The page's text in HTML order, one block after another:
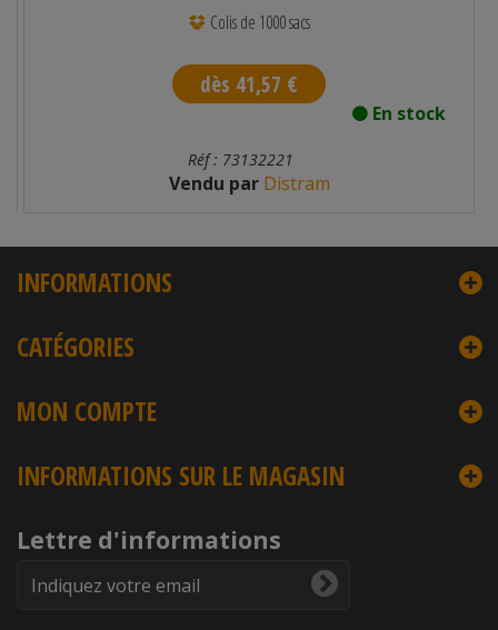
Colis de 1000 sacs
dès 41,57 €
En stock
Réf : 73132221
Vendu parDistram
INFORMATIONS
CATÉGORIES
MON COMPTE
INFORMATIONS SUR LE MAGASIN
Lettre d'informations